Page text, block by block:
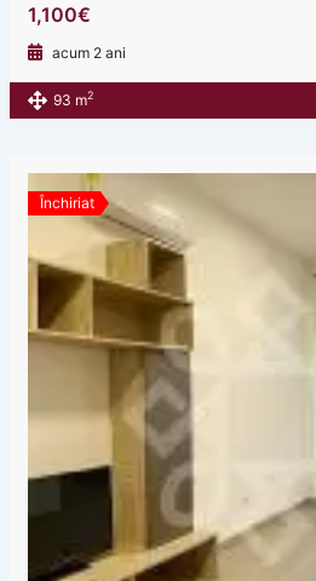
1,100€
acum 2 ani
93 m2
Închiriat